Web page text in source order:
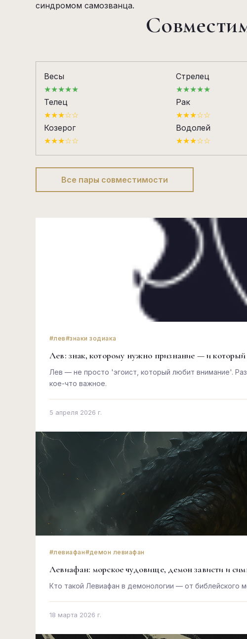
синдромом самозванца.
Весы
★★★★★
Стрелец
★★★★★
Телец
★★★☆☆
Рак
★★★☆☆
Козерог
★★★☆☆
Водолей
★★★☆☆
Все пары совместимости
#лев#знаки зодиака
Лев: знак, которому нужно признание — и который
Лев — не просто 'эгоист, который любит внимание'.
кое-что важное.
5 апреля 2026 г.
#левиафан#демон левиафан
Левиафан: морское чудовище, демон зависти и
Кто такой Левиафан в демонологии — от библейского
18 марта 2026 г.